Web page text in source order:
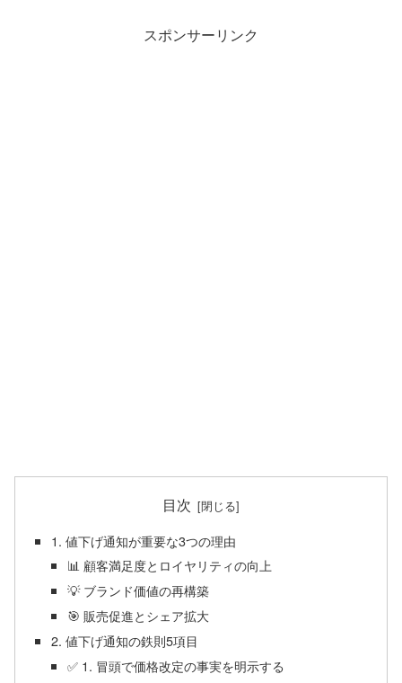
スポンサーリンク
目次
1. 値下げ通知が重要な3つの理由
📊 顧客満足度とロイヤリティの向上
💡 ブランド価値の再構築
🎯 販売促進とシェア拡大
2. 値下げ通知の鉄則5項目
✅ 1. 冒頭で価格改定の事実を明示する